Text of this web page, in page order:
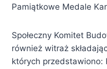
Pamiątkowe Medale
Społeczny Komitet
również witraż
których przedstawiono: